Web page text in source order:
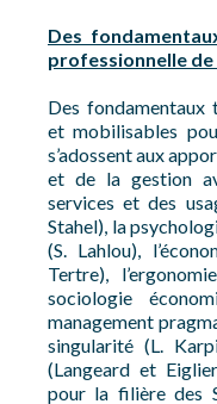
Des
professionnelle de
Des fondamentaux
et mobilisables
s’adossent aux
et de la gestion
services et des
Stahel), la
(S. Lahlou),
Tertre),
sociologie
management
singularité (L.
(Langeard et
pour la filière des